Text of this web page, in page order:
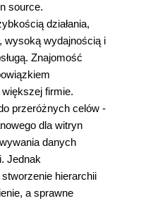
source.
działania,
wysoką wydajnością i
Znajomość
firmie.
przeróżnych celów -
dla witryn
danych
Jednak
hierarchii
a sprawne